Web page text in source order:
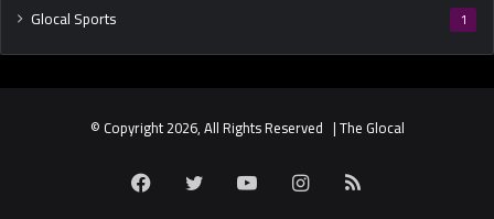
Glocal Sports 1
© Copyright 2026, All Rights Reserved | The Glocal
Facebook Twitter YouTubeInstagram